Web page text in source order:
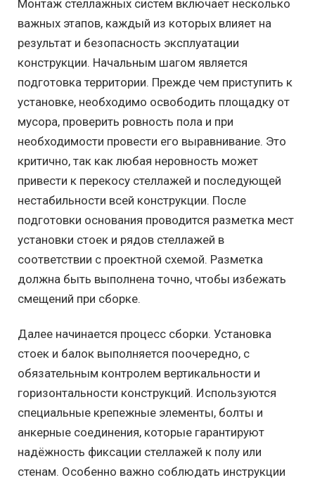
Монтаж стеллажных систем включает несколько
важных этапов, каждый из которых влияет на
результат и безопасность эксплуатации
конструкции. Начальным шагом является
подготовка территории. Прежде чем приступить к
установке, необходимо освободить площадку от
мусора, проверить ровность пола и при
необходимости провести его выравнивание. Это
критично, так как любая неровность может
привести к перекосу стеллажей и последующей
нестабильности всей конструкции. После
подготовки основания проводится разметка мест
установки стоек и рядов стеллажей в
соответствии с проектной схемой. Разметка
должна быть выполнена точно, чтобы избежать
смещений при сборке.
Далее начинается процесс сборки. Установка
стоек и балок выполняется поочередно, с
обязательным контролем вертикальности и
горизонтальности конструкций. Используются
специальные крепежные элементы, болты и
анкерные соединения, которые гарантируют
надёжность фиксации стеллажей к полу или
стенам. Особенно важно соблюдать инструкции